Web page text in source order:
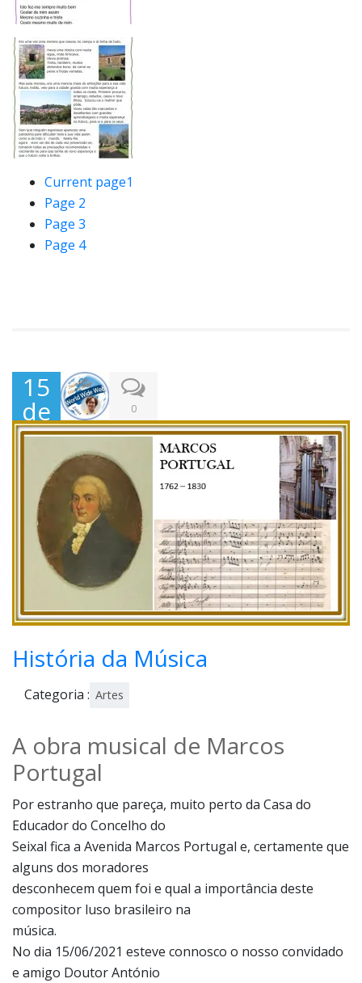
Current page1
Page 2
Page 3
Page 4
15
de
Jun
ho,
202
1
0
História da Música
Categoria : Artes
A obra musical de Marcos
Portugal
Por estranho que pareça, muito perto da Casa do
Educador do Concelho do
Seixal fica a Avenida Marcos Portugal e, certamente que
alguns dos moradores
desconhecem quem foi e qual a importância deste
compositor luso brasileiro na
música.
No dia 15/06/2021 esteve connosco o nosso convidado
e amigo Doutor António